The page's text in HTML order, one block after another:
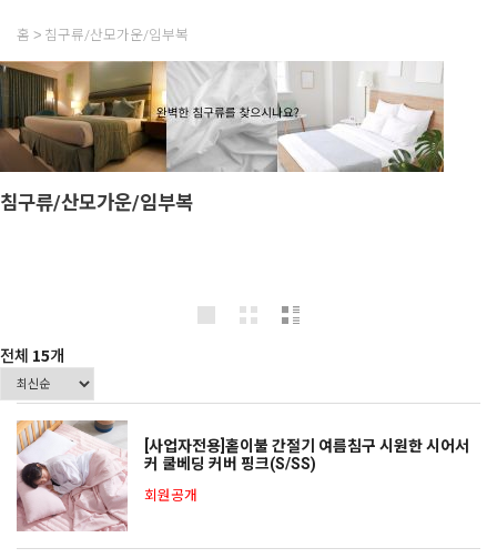
홈 침구류/산모가운/임부복
침구류/산모가운/임부복
전체 15개
[사업자전용]홑이불 간절기 여름침구 시원한 시어서
커 쿨베딩 커버 핑크(S/SS)
회원공개